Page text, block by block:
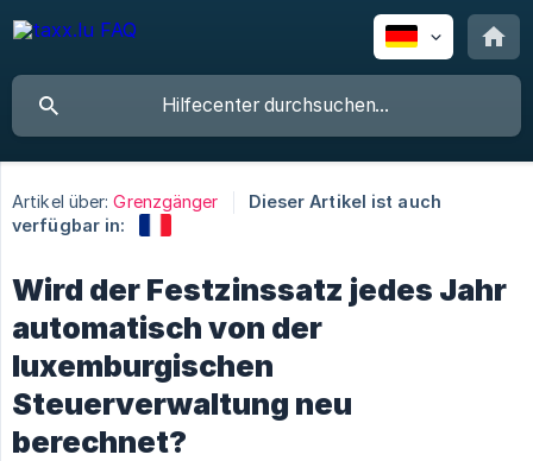
Artikel über: Grenzgänger
Dieser Artikel ist auch
verfügbar in:
Wird der Festzinssatz jedes Jahr
automatisch von der
luxemburgischen
Steuerverwaltung neu
berechnet?